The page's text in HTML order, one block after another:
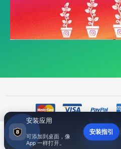
当前应付
￥0.00 填
©518fans.com ins刷粉自助平台- ins买粉丝
安装应用
可添加到桌面，像
App 一样打开。
安装指引